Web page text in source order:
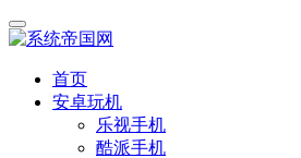
首页
安卓玩机
乐视手机
酷派手机